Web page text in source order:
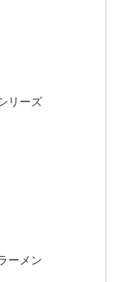
リーズ
ーメン